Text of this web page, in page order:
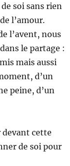
soi sans rien
l’amour.
l’avent, nous
le partage :
mais aussi
d’un
peine, d’un
cette
de soi pour